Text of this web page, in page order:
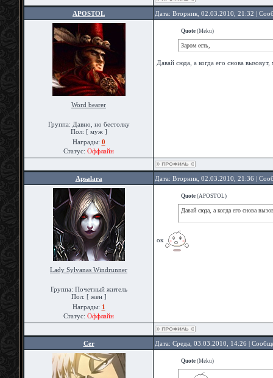
APOSTOL Дата: Вторник, 02.03.2010, 21:32 |
Word bearer
Группа: Давно, но бестолку
Пол: [ муж ]
Награды: 0
Статус: Оффлайн
Quote (Meku)
Заром есть,
Давай сюда, а когда его снова
Apsalara Дата: Вторник, 02.03.2010, 21:36 |
Lady Sylvanas Windrunner
Группа: Почетный житель
Пол: [ жен ]
Награды: 1
Статус: Оффлайн
Quote (APOSTOL)
Давай сюда, а когда его снова
ок
Cer Дата: Среда, 03.03.2010, 14:26 |
Quote (Meku)